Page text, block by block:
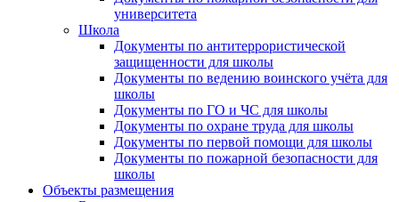
университета
Школа
Документы по антитеррористической
защищенности для школы
Документы по ведению воинского учёта для
школы
Документы по ГО и ЧС для школы
Документы по охране труда для школы
Документы по первой помощи для школы
Документы по пожарной безопасности для
школы
Объекты размещения